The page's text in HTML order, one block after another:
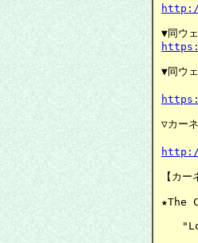
▼同ウ
▽カー
http://
【カ
★The